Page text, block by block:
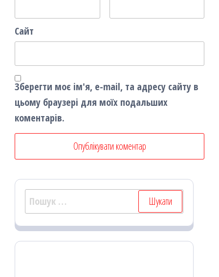
Сайт
Зберегти моє ім'я, e-mail, та адресу сайту в
цьому браузері для моїх подальших
коментарів.
Пошук: